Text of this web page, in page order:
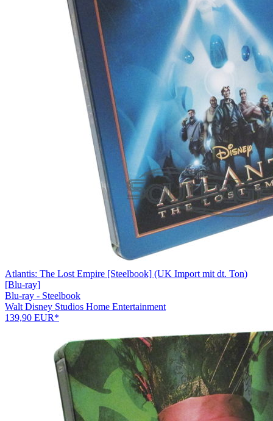
Atlantis: The Lost Empire [Steelbook] (UK Import mit dt. Ton)
[Blu-ray]
Blu-ray - Steelbook
Walt Disney Studios Home Entertainment
139,90 EUR*